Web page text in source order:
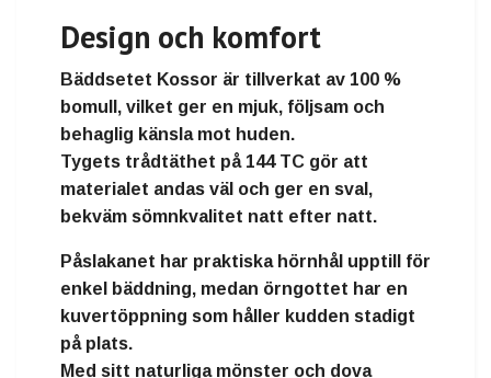
Design och komfort
Bäddsetet Kossor är tillverkat av 100 %
bomull , vilket ger en mjuk, följsam och
behaglig känslamot huden.
Tygets trådtäthet på 144 TC gör att
materialet andas väl och ger en sval,
bekväm sömnkvalitet natt efter natt.
Påslakanet har praktiska hörnhål upptill
för
enkel bäddning, medan örngottet har en
kuvertöppning som håller kudden stadigt
på plats.
Med sitt naturliga mönster och dova